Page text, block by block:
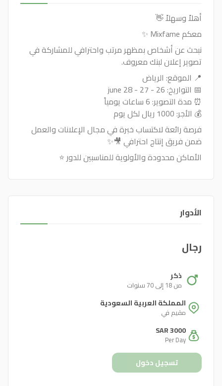
أهلاً وسهلاً 👋
معكم Mixfame ✨
نبحث عن أشخاص بمظهر مرتب واحترافي للمشاركة في
تصوير إعلان لبنك معروف.
📍 الموقع: الرياض
📅 التواريخ: 26 - 27 - 28 june
⏰ مدة التصوير: 6 ساعات يومياً
💰 الأجر: 1000 ريال لكل يوم
فرصة رائعة لاكتساب خبرة في مجال الإعلانات والعمل
ضمن فريق إنتاج احترافي 🎥✨
الأماكن محدودة والأولوية للمناسبين للدور ⭐️
الأدوار
رجال
ذكر
من 18 إلى 70 سنوات
المملكة العربية السعودية
مقيم في
SAR 3000
Per Day
تسجيل دخول